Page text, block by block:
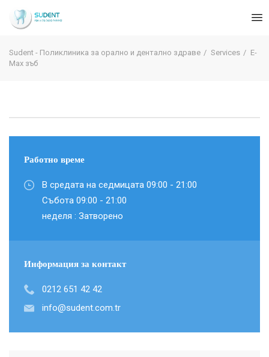
Sudent - Поликлиника за орално и дентално здраве Services
E-
Max зъб
Работно време
В средата на седмицата 09:00 - 21:00
Събота 09:00 - 21:00
неделя : Затворено
Информация за контакт
0212 651 42 42
info@sudent.com.tr